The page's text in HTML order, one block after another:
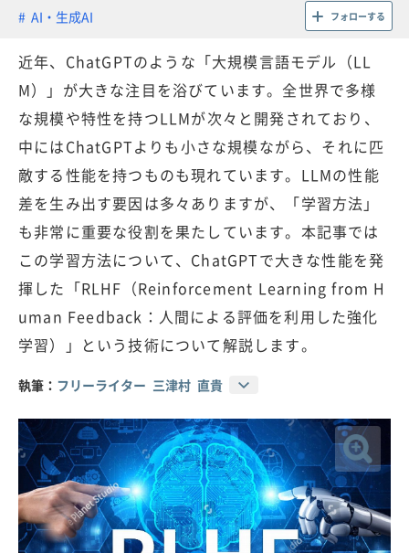
AI・生成AI フォローする
近年、ChatGPTのような「大規模言語モデル（LL
M）」が大きな注目を浴びています。全世界で多様
な規模や特性を持つLLMが次々と開発されており、
中にはChatGPTよりも小さな規模ながら、それに匹
敵する性能を持つものも現れています。LLMの性能
差を生み出す要因は多々ありますが、「学習方法」
も非常に重要な役割を果たしています。本記事では
この学習方法について、ChatGPTで大きな性能を発
揮した「RLHF（Reinforcement Learning from H
uman Feedback：人間による評価を利用した強化
学習）」という技術について解説します。
執筆： フリーライター 三津村 直貴